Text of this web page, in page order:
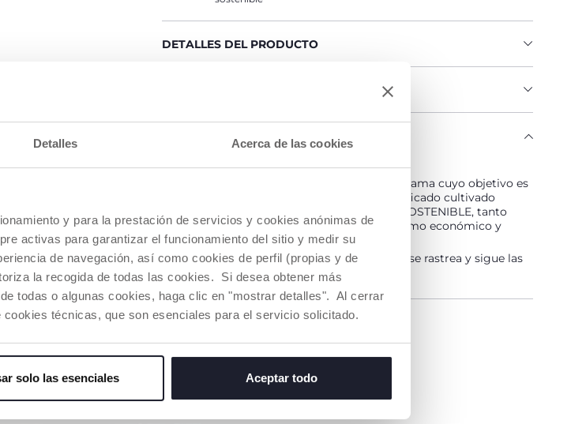
Detalles Acerca de las cookies
y para la prestación de servicios y cookies anónimas de
activas para garantizar el funcionamiento del sitio y medir su
de navegación, así como cookies de perfil (propias y de
la recogida de todas las cookies. Si desea obtener más
todas o algunas cookies, haga clic en "mostrar detalles". Al cerrar
técnicas, que son esenciales para el servicio solicitado.
solo las esenciales Aceptar todo
DETALLES DEL PRODUCTO
COMPROMISO CHICCO
NUESTRO ALGODÓN ES... ¡SOSTENIBLE!
Algodón cultivado de acuerdo con un programa cuyo objetivo es
poner en el mercado hilos de algodón certificado cultivado
siguiendo todas las medidas para hacerlo SOSTENIBLE, tanto
desde el punto de vista medioambiental como económico y
social.
Toda la cadena de suministro y producción se rastrea y sigue las
mismas medidas de sostenibilidad.
Buscar una tienda